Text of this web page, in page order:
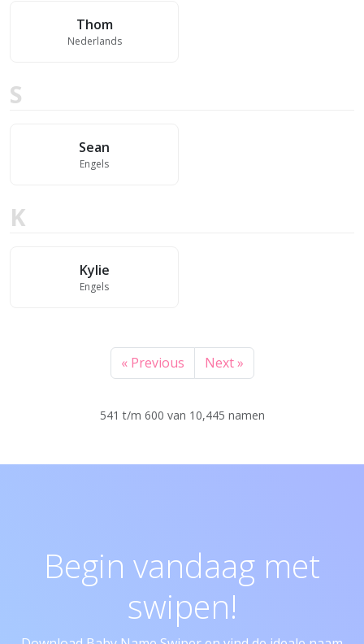
Thom
Nederlands
S
Sean
Engels
K
Kylie
Engels
« Previous Next »
541 t/m 600 van 10,445 namen
Begin vandaag met
swipen!